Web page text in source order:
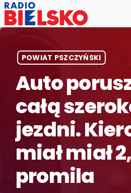
POWIAT PSZCZYŃSKI
Auto
całą
jezdni.
miał miał
promila